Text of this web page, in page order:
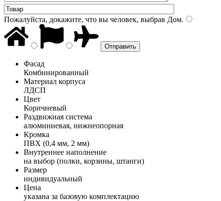
Пожалуйста, докажите, что вы человек, выбрав Дом.
Фасад
Комбинированный
Материал корпуса
ЛДСП
Цвет
Коричневый
Раздвижная система
алюминиевая, нижнеопорная
Кромка
ПВХ (0,4 мм, 2 мм)
Внутреннее наполнение
на выбор (полки, корзины, штанги)
Размер
индивидуальный
Цена
указана за базовую комплектацию